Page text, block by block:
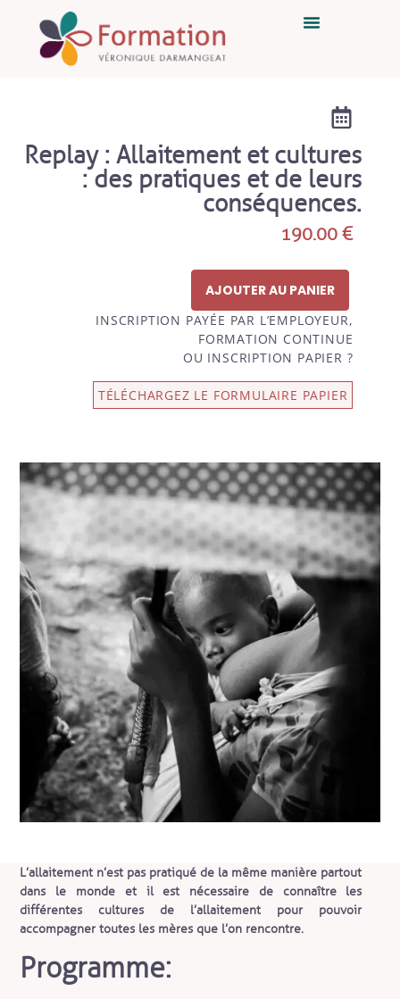
Replay : Allaitement et cultures
: des pratiques et de leurs
conséquences.
190.00 €
AJOUTER AU PANIER
INSCRIPTION PAYÉE PAR L’EMPLOYEUR,
FORMATION CONTINUE
OU INSCRIPTION PAPIER ?
TÉLÉCHARGEZ LE FORMULAIRE PAPIER
L’allaitement n’est pas pratiqué de la même manière partout
dans le monde et il est nécessaire de connaître les
différentes cultures de l’allaitement pour pouvoir
accompagner toutes les mères que l’on rencontre.
Programme: